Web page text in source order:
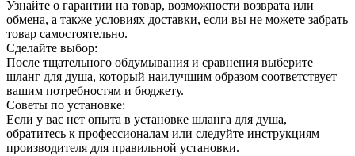
Узнайте о гарантии на товар, возможности возврата или
обмена, а также условиях доставки, если вы не можете забрать
товар самостоятельно.
Сделайте выбор:
После тщательного обдумывания и сравнения выберите
шланг для душа, который наилучшим образом соответствует
вашим потребностям и бюджету.
Советы по установке:
Если у вас нет опыта в установке шланга для душа,
обратитесь к профессионалам или следуйте инструкциям
производителя для правильной установки.